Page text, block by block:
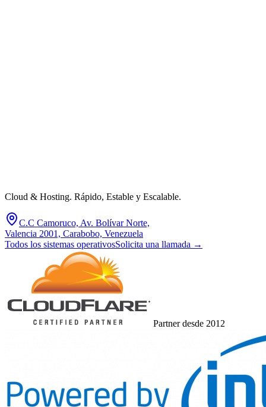
Cloud & Hosting. Rápido, Estable y Escalable.
C.C Camoruco, Av. Bolívar Norte,
Valencia 2001, Carabobo, Venezuela
Todos los sistemas operativosSolicita una llamada →
Partner desde 2012